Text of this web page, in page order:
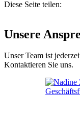
Diese Seite teilen:
Unsere
Unser Team ist
Kontaktieren Sie uns.